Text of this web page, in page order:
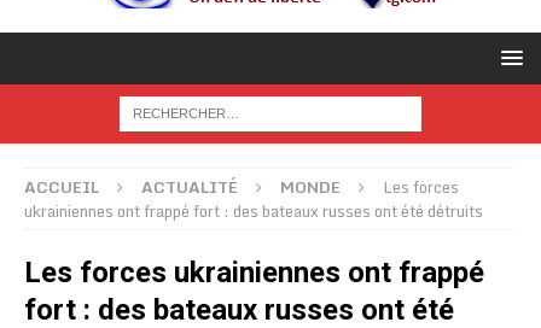
ACCUEIL ACTUALITÉ MONDE
Les forces
ukrainiennes ont frappé fort : des bateaux russes ont été détruits
Les forces ukrainiennes ont frappé
fort : des bateaux russes ont été